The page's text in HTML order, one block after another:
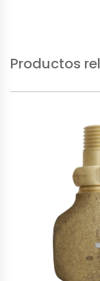
Productos